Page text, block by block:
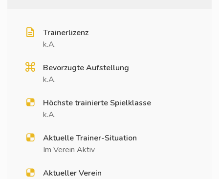
Trainerlizenz
k.A.
Bevorzugte Aufstellung
k.A.
Höchste trainierte Spielklasse
k.A.
Aktuelle Trainer-Situation
Im Verein Aktiv
Aktueller Verein